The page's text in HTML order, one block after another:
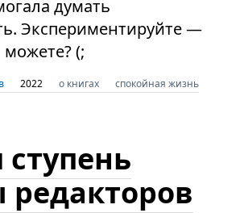
думать
Экспериментируйте —
(;
2022 о книгах спокойная жизнь
ступень